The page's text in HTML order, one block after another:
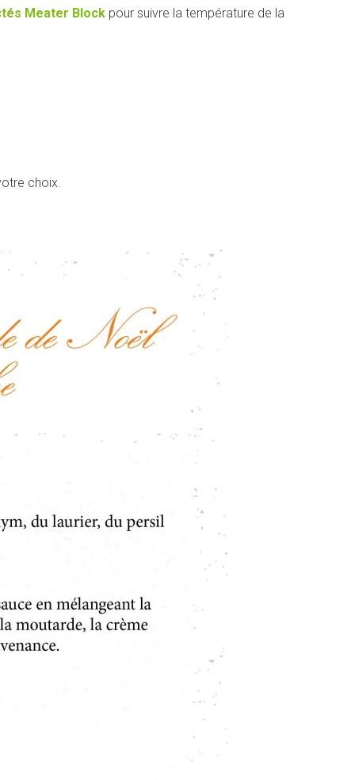
Meater Block pour suivre la température de la
choix.